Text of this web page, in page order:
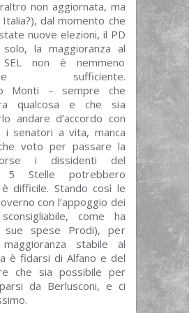
non aggiornata, ma
dal momento che
nuove elezioni, il PD
la maggioranza al
non è nemmeno
sufficiente.
Monti – sempre che
qualcosa e che sia
andare d’accordo con
i senatori a vita, manca
voto per passare la
i dissidenti del
5 Stelle potrebbero
difficile. Stando così le
con l’appoggio dei
come ha
sue spese Prodi), per
stabile al
è fidarsi di Alfano e del
che sia possibile per
da Berlusconi, e ci